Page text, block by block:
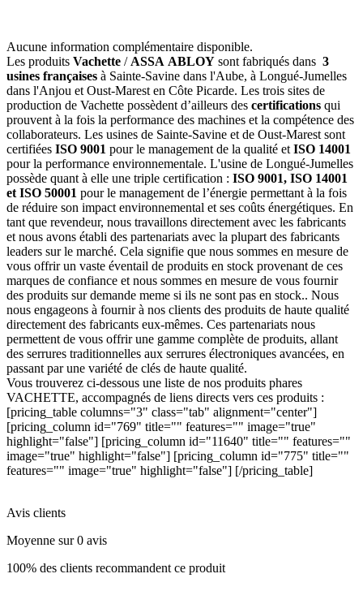
Aucune information complémentaire disponible.
Les produits Vachette / ASSA ABLOY sont fabriqués dans 3
usines françaises à Sainte-Savine dans l'Aube, à Longué-Jumelles
dans l'Anjou et Oust-Marest en Côte Picarde. Les trois sites de
production de Vachette possèdent d’ailleurs des certifications qui
prouvent à la fois la performance des machines et la compétence des
collaborateurs. Les usines de Sainte-Savine et de Oust-Marest sont
certifiées ISO 9001 pour le management de la qualité et ISO 14001
pour la performance environnementale. L'usine de Longué-Jumelles
possède quant à elle une triple certification : ISO 9001, ISO 14001
et ISO 50001 pour le management de l’énergie permettant à la fois
de réduire son impact environnemental et ses coûts énergétiques. En
tant que revendeur, nous travaillons directement avec les fabricants
et nous avons établi des partenariats avec la plupart des fabricants
leaders sur le marché. Cela signifie que nous sommes en mesure de
vous offrir un vaste éventail de produits en stock provenant de ces
marques de confiance et nous sommes en mesure de vous fournir
des produits sur demande meme si ils ne sont pas en stock.. Nous
nous engageons à fournir à nos clients des produits de haute qualité
directement des fabricants eux-mêmes. Ces partenariats nous
permettent de vous offrir une gamme complète de produits, allant
des serrures traditionnelles aux serrures électroniques avancées, en
passant par une variété de clés de haute qualité.
Vous trouverez ci-dessous une liste de nos produits phares
VACHETTE, accompagnés de liens directs vers ces produits :
[pricing_table columns="3" class="tab" alignment="center"]
[pricing_column id="769" title="" features="" image="true"
highlight="false"] [pricing_column id="11640" title="" features=""
image="true" highlight="false"] [pricing_column id="775" title=""
features="" image="true" highlight="false"] [/pricing_table]
Avis clients
Moyenne sur 0 avis
100% des clients recommandent ce produit